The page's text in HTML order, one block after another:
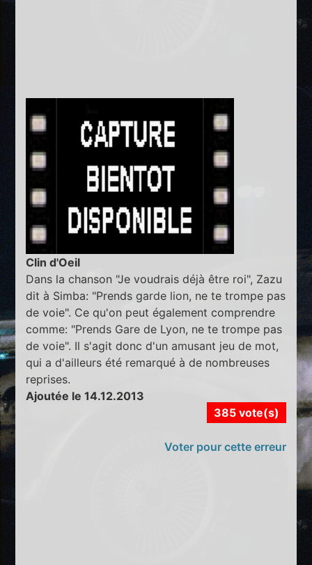
Clin d'Oeil
Dans la chanson "Je voudrais déjà être roi", Zazu
dit à Simba: "Prends garde lion, ne te trompe pas
de voie". Ce qu'on peut également comprendre
comme: "Prends Gare de Lyon, ne te trompe pas
de voie". Il s'agit donc d'un amusant jeu de mot,
qui a d'ailleurs été remarqué à de nombreuses
reprises.
Ajoutée le 14.12.2013
385 vote(s)
Voter pour cette erreur